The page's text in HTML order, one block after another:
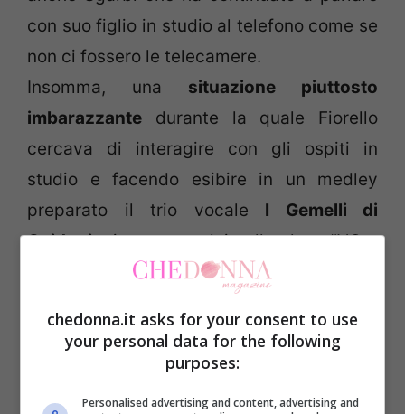
con suo figlio in studio al telefono come se
non ci fossero le telecamere.
Insomma, una situazione piuttosto
imbarazzante durante la quale Fiorello
cercava di interagire con gli ospiti in
studio e facendo esibire in un medley
preparato il trio vocale I Gemelli di
Guidonia, in tour con lui nello show “L’Ora
ha fattochiudere prima del tempo il
, lasicando senza parole
Fiorello che si è congedato con la canzone
chedonna.it asks for your consent to use
your personal data for the following
purposes:
Personalised advertising and content, advertising and